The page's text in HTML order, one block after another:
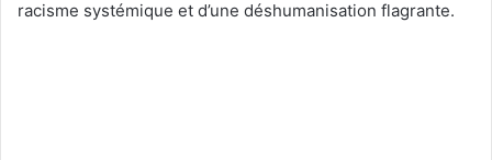
racisme systémique et d’une déshumanisation flagrante.